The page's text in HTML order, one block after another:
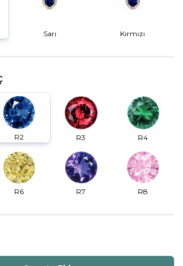
Sarı Kırmızı
R2 R3 R4
R6 R7 R8